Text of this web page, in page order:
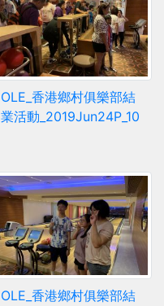
OLE_香港鄉村俱樂部結
業活動_2019Jun24P_10
OLE_香港鄉村俱樂部結